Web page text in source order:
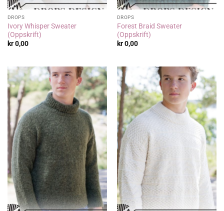
DROPS
Ivory Whisper Sweater
(Oppskrift)
kr0,00
DROPS
Forest Braid Sweater
(Oppskrift)
kr0,00